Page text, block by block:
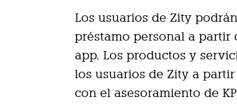
Los usuarios de Zity
préstamo personal a partir
app. Los productos y
los usuarios de Zity a
con el asesoramiento de